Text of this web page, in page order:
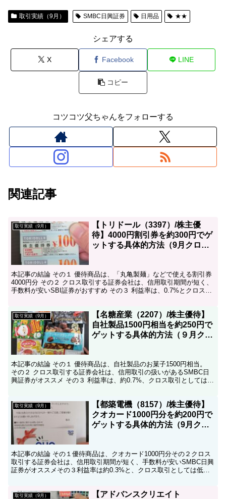
取引実績（9月） SMBC日興証券 日用品 ★★
シェアする
X Facebook LINE
コピー
コツコツ父ちゃんをフォローする
関連記事
取引実績（9月）
【トリドール（3397）/株主優
待】4000円割引券を約300円でゲ
ットする具体的方法（9月クロス
本記事の結論 その１ 優待商品は、「丸亀製麺」などで使える割引券
4000円分 その２ クロス取引する証券会社は、信用取引期間が短く、
手数料が安いSBI証券がおすすめ その３ 利益率は、0.7%とクロス取
取引実績（9月）
【名糖産業（2207）/株主優待】
自社製品1500円相当を約250円で
ゲットする具体的方法（９月クロ
本記事の結論 その１ 優待商品は、自社製品のお菓子1500円相当。
その２ クロス取引する証券会社は、信用取引の扱いがあるSMBC日
興証券がオススメ その３ 利益率は、約0.7%、クロス取引としては若
取引実績（9月）
【都築電機（8157）/株主優待】
クオカード1000円分を約200円で
ゲットする具体的方法（9月クロ
本記事の結論 その１優待商品は、クオカード1000円分その２クロス
取引する証券会社は、信用取引期間が短く、手数料が安いSMBC日興
証券がオススメその３利益率は約0.3%と、クロス取引としては低い
取引実績（9月）
【アドバンスクリエイト